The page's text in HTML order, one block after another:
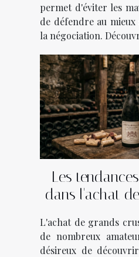
permet d'éviter les
de défendre au
la négociation.
Les
dans l'achat
L'achat de grands
de nombreux
désireux de